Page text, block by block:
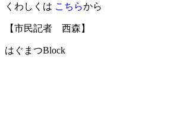
くわしくは こちらから
【市民記者 西森】
はぐまつBlock